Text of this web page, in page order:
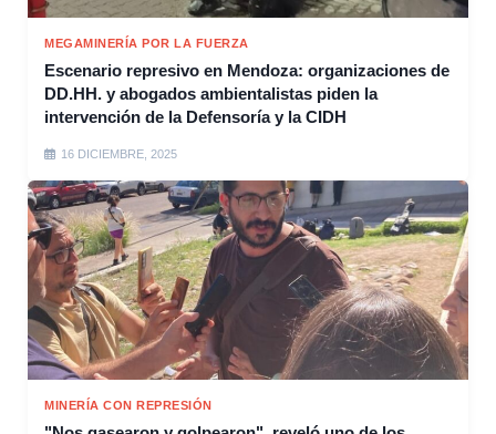
MEGAMINERÍA POR LA FUERZA
Escenario represivo en Mendoza: organizaciones de
DD.HH. y abogados ambientalistas piden la
intervención de la Defensoría y la CIDH
16 DICIEMBRE, 2025
MINERÍA CON REPRESIÓN